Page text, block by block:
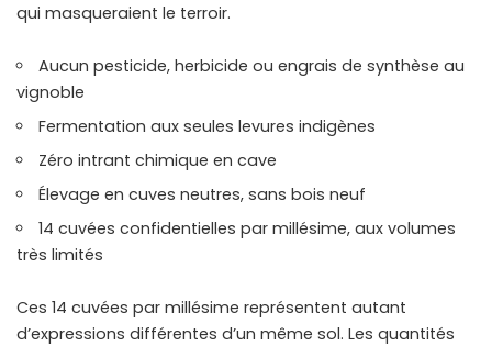
qui masqueraient le terroir.
Aucun pesticide, herbicide ou engrais de synthèse au
vignoble
Fermentation aux seules levures indigènes
Zéro intrant chimique en cave
Élevage en cuves neutres, sans bois neuf
14 cuvées confidentielles par millésime, aux volumes
très limités
Ces 14 cuvées par millésime représentent autant
d’expressions différentes d’un même sol. Les quantités